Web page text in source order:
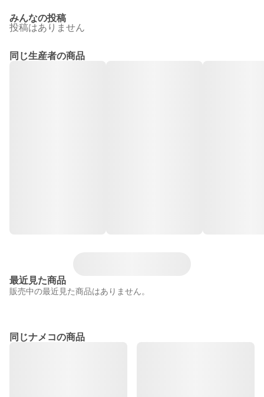
みんなの投稿
投稿はありません
同じ生産者の商品
最近見た商品
販売中の最近見た商品はありません。
同じナメコの商品